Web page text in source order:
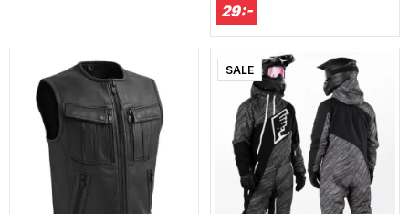
29:-
SALE